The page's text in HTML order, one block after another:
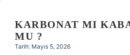
Hakkımızda
KARBONAT MI
MU ?
Tarih: Mayıs 5, 2026